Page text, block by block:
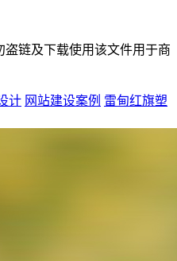
链及下载使用该文件用于商
计 网站建设案例 雷甸红旗塑